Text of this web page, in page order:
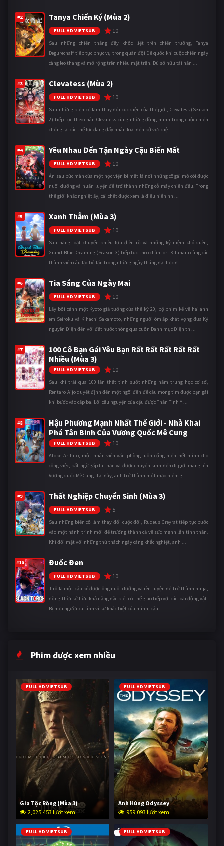
#2 Tanya Chiến Ký (Mùa 2)
FULL HD VIETSUB 10
Sau những chiến thắng đầy khốc liệt trên chiến trường, Tanya
Degurechaff tiếp tục phục vụ trong quân đội Đế quốc khi cuộc chiến ngày
càng leo thang và mở rộng trên nhiều mặt trận. Dù sở hữu tài năn ...
#3 Clevatess (Mùa 2)
FULL HD VIETSUB 10
Sau những biến cố làm thay đổi cục diện của thế giới, Clevatess (Season
2) tiếp tục theo chân Clevatess cùng những đồng minh trong cuộc chiến
chống lại các thế lực đang đẩy nhân loại đến bờ vực diệ ...
#4 Yêu Nhau Đến Tận Ngày Cậu Biến Mất
FULL HD VIETSUB 10
Ẩn sau bức màn của một học viện bí mật là nơi những cô gái mồ côi được
nuôi dưỡng và huấn luyện để trở thành những cỗ máy chiến đấu. Trong
thế giới khắc nghiệt ấy, cái chết được xem là điều hiển nh ...
#5 Xanh Thẳm (Mùa 3)
FULL HD VIETSUB 10
Sau hàng loạt chuyến phiêu lưu điên rồ và những kỷ niệm khó quên,
Grand Blue Dreaming (Season 3) tiếp tục theo chân Iori Kitahara cùng các
thành viên câu lạc bộ lặn trong những ngày tháng đại học đ ...
#6 Tia Sáng Của Ngày Mai
FULL HD VIETSUB 10
Lấy bối cảnh một Kyoto giả tưởng của thế kỷ 20, bộ phim kể về hai anh
em Seiroku và Kihachi Sakamoto, những người ôm ấp khát vọng đưa Kỷ
nguyên Điện đến với đất nước thông qua cuốn Danh mục Điện th ...
#7
100 Cô Bạn Gái Yêu Bạn Rất Rất Rất Rất Rất
Nhiều (Mùa 3)
FULL HD VIETSUB 10
Sau khi trải qua 100 lần thất tình suốt những năm trung học cơ sở,
Rentaro Aijo quyết định đến một ngôi đền để cầu mong tìm được bạn gái
khi bước vào cấp ba. Lời cầu nguyện của cậu được Thần Tình Y ...
#8
Hậu Phương Mạnh Nhất Thế Giới - Nhà Khai
Phá Tân Binh Của Vương Quốc Mê Cung
FULL HD VIETSUB 10
Atobe Arihito, một nhân viên văn phòng luôn cống hiến hết mình cho
công việc, bất ngờ gặp tai nạn và được chuyển sinh đến dị giới mang tên
Vương quốc Mê Cung. Tại đây, anh trở thành một mạo hiểm gi ...
#9 Thất Nghiệp Chuyển Sinh (Mùa 3)
FULL HD VIETSUB 5
Sau những biến cố làm thay đổi cuộc đời, Rudeus Greyrat tiếp tục bước
vào một hành trình mới để trưởng thành cả về sức mạnh lẫn tinh thần.
Khi đối mặt với những thử thách ngày càng khắc nghiệt, anh ...
#10 Đuốc Đen
FULL HD VIETSUB 10
Jirô là một cậu bé được ông nuôi dưỡng và rèn luyện để trở thành ninja,
đồng thời sở hữu khả năng đặc biệt có thể giao tiếp với các loài động vật.
Bị mọi người xa lánh vì sự khác biệt của mình, cậu ...
Phim được xem nhiều
FULL HD VIETSUB
Gia Tộc Rồng (Mùa 3)
2,025,453 lượt xem
FULL HD VIETSUB
Anh Hùng Odyssey
959,093 lượt xem
FULL HD VIETSUB FULL HD VIETSUB